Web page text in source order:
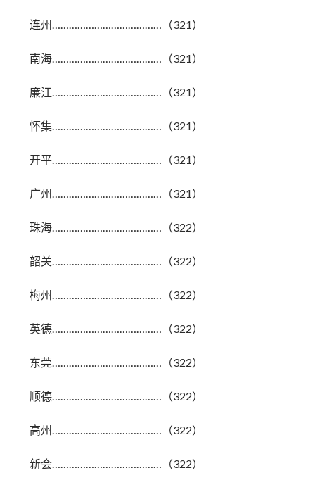
连州…………………………………（321）
南海…………………………………（321）
廉江…………………………………（321）
怀集…………………………………（321）
开平…………………………………（321）
广州…………………………………（321）
珠海…………………………………（322）
韶关…………………………………（322）
梅州…………………………………（322）
英德…………………………………（322）
东莞…………………………………（322）
顺德…………………………………（322）
高州…………………………………（322）
新会…………………………………（322）